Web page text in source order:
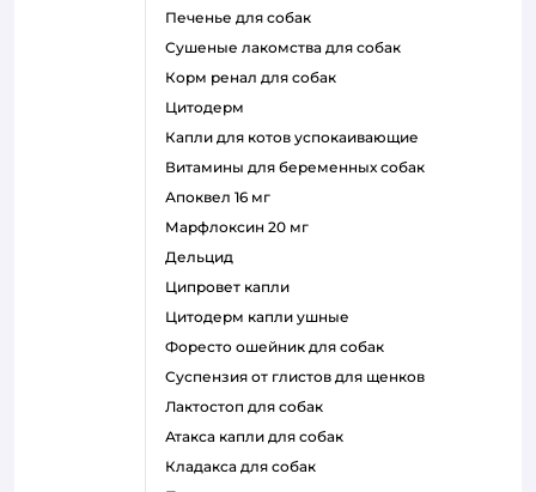
печенье для собак
сушеные лакомства для собак
корм ренал для собак
цитодерм
капли для котов успокаивающие
витамины для беременных собак
апоквел 16 мг
марфлоксин 20 мг
дельцид
ципровет капли
цитодерм капли ушные
форесто ошейник для собак
суспензия от глистов для щенков
лактостоп для собак
атакса капли для собак
кладакса для собак